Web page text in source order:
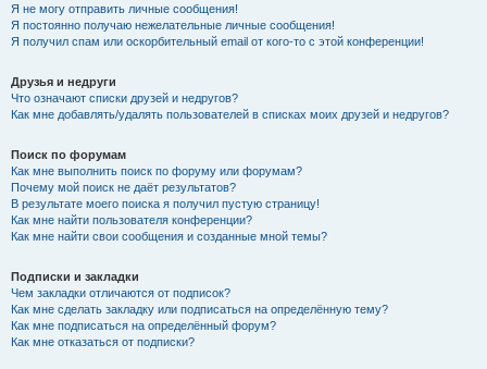
Я не могу отправить личные сообщения!
Я постоянно получаю нежелательные личные сообщения!
Я получил спам или оскорбительный email от кого-то с этой конференции!
Друзья и недруги
Что означают списки друзей и недругов?
Как мне добавлять/удалять пользователей в списках моих друзей и недругов?
Поиск по форумам
Как мне выполнить поиск по форуму или форумам?
Почему мой поиск не даёт результатов?
В результате моего поиска я получил пустую страницу!
Как мне найти пользователя конференции?
Как мне найти свои сообщения и созданные мной темы?
Подписки и закладки
Чем закладки отличаются от подписок?
Как мне сделать закладку или подписаться на определённую тему?
Как мне подписаться на определённый форум?
Как мне отказаться от подписки?